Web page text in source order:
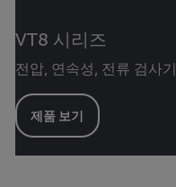
VT8 시리즈
전압, 연속성, 전류 검사기
제품 보기